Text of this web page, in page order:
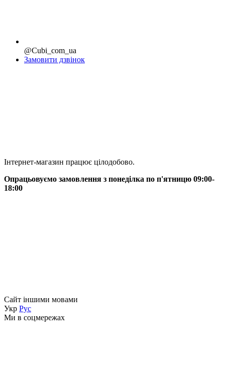
@Cubi_com_ua
Замовити дзвінок
Інтернет-магазин працює цілодобово.
Опрацьовуємо замовлення з понеділка по п'ятницю 09:00-
18:00
Сайт іншими мовами
Укр Рус
Ми в соцмережах